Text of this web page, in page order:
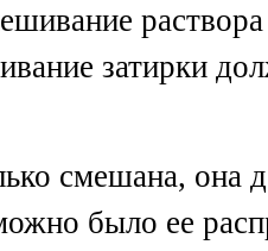
раствора
затирки
смешана, она
было ее